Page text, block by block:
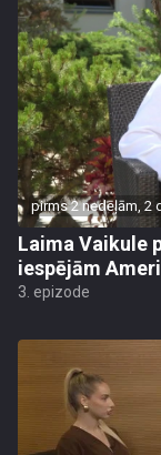
pirms 2 nedēļām, 2
Laima Vaikule
iespējām
3. epizode